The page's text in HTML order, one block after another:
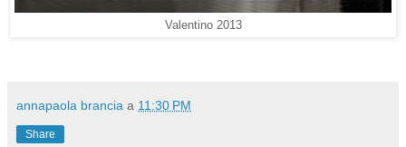
Valentino 2013
annapaola brancia a 11:30 PM
Share